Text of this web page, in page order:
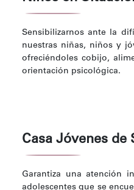
Sensibilizarnos ante la
nuestras niñas, niños y
ofreciéndoles cobijo,
orientación psicológica.
Casa Jóvenes de
Garantiza una atención
adolescentes que se